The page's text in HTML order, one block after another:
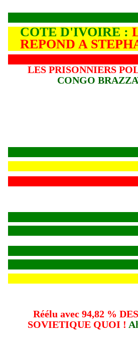
COTE D'IVOIRE :
REPOND A
LES PRISONNIERS
CONGO
Réélu avec 94,82 %
SOVIETIQUE QUOI !